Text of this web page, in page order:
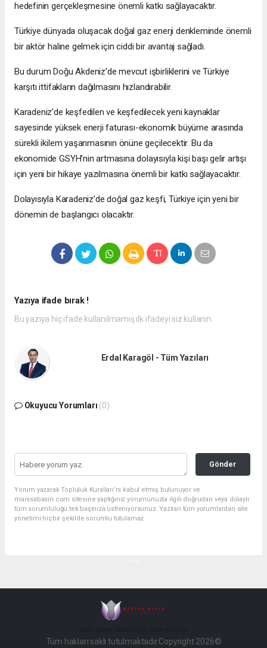
hedefinin gerçekleşmesine önemli katkı sağlayacaktır.
Türkiye dünyada oluşacak doğal gaz enerji denkleminde önemli
bir aktör haline gelmek için ciddi bir avantaj sağladı.
Bu durum Doğu Akdeniz’de mevcut işbirliklerini ve Türkiye
karşıtı ittifakların dağılmasını hızlandırabilir.
Karadeniz’de keşfedilen ve keşfedilecek yeni kaynaklar
sayesinde yüksek enerji faturası-ekonomik büyüme arasında
sürekli ikilem yaşanmasının önüne geçilecektir. Bu da
ekonomide GSYH’nin artmasına dolayısıyla kişi başı gelir artışı
için yeni bir hikaye yazılmasına önemli bir katkı sağlayacaktır.
Dolayısıyla Karadeniz’de doğal gaz keşfi, Türkiye için yeni bir
dönemin de başlangıcı olacaktır.
Yazıya ifade bırak !
Bu yazıya hiç ifade kullanılmamış ilk ifadeyi siz kullanın.
Erdal Karagöl - Tüm Yazıları
Okuyucu Yorumları (0)
Gönder
Yorum yazarak Topluluk Kuralları’nı kabul etmiş bulunuyor ve
manisabasin.com sitesine yaptığınız yorumunuzla ilgili doğrudan veya dolaylı
tüm sorumluluğu tek başınıza üstleniyorsunuz. Yazılan tüm yorumlardan site
yönetimi hiçbir şekilde sorumlu tutulamaz.
Tüm hakları saklı tutulmaktadır.Copyright 2026©